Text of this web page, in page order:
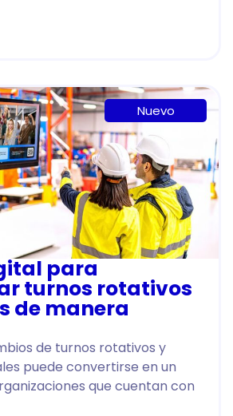
Nuevo
para
turnos rotativos
de manera
de turnos rotativos y
puede convertirse en un
que cuentan con